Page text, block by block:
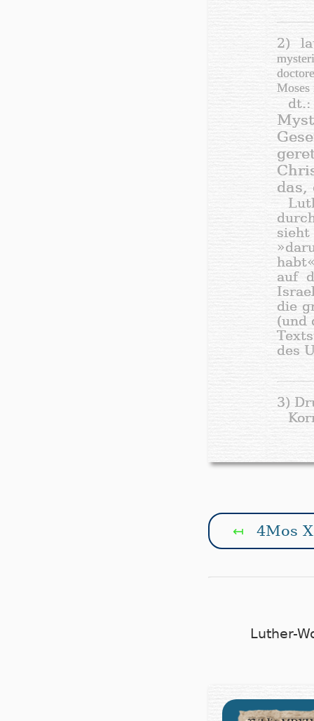
2)
das,
auf
die
(und
des
3)
↤ 4Mos
Luther-